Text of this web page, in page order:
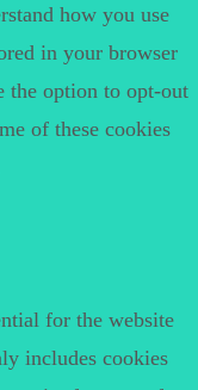
how you use
in your browser
the option to opt-out
of these cookies
for the website
includes cookies